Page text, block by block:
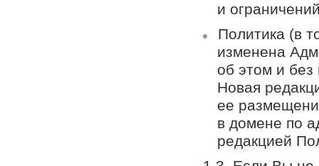
и
Политика (в
изменена
об этом и без
Новая
ее
в домене по
редакцией